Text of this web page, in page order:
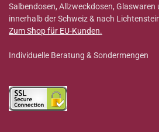
Salbendosen, Allzweckdosen, Glaswaren
innerhalb der Schweiz & nach
Zum Shop für EU-Kunden.
Individuelle Beratung & Sondermengen